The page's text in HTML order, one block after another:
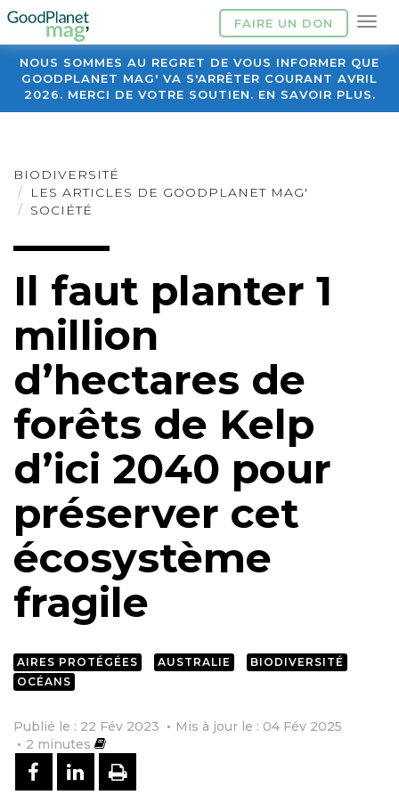
FAIRE UN DON
NOUS SOMMES AU REGRET DE VOUS INFORMER QUE
GOODPLANET MAG' VA S'ARRÊTER COURANT AVRIL
2026. MERCI DE VOTRE SOUTIEN. EN SAVOIR PLUS.
BIODIVERSITÉ
LES ARTICLES DE GOODPLANET MAG'
SOCIÉTÉ
Il faut planter 1
million
d’hectares de
forêts de Kelp
d’ici 2040 pour
préserver cet
écosystème
fragile
AIRES PROTÉGÉES AUSTRALIE
BIODIVERSITÉ
OCÉANS
Publié le : 22 Fév 2023
Mis à jour le : 04 Fév 2025
2 minutes
PARTAGER SUR FACEBOOK
PARTAGER SUR LINKEDIN
IMPRIMER